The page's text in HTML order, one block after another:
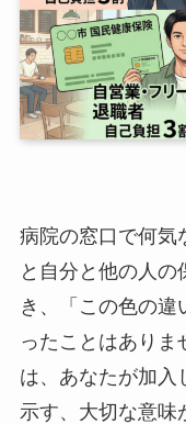
病院の窓口で何気
と自分と他の人
き、「この色の違
ったことはありま
は、あなたが加入
示す、大切な意味